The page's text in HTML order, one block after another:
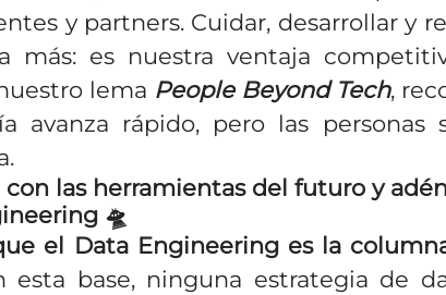
y partners. Cuidar, desarrollar y
más: es nuestra ventaja
lema People Beyond Tech,
avanza rápido, pero las
con las herramientas del futuro y
🛸
el Data Engineering es la
esta base, ninguna estrategia de